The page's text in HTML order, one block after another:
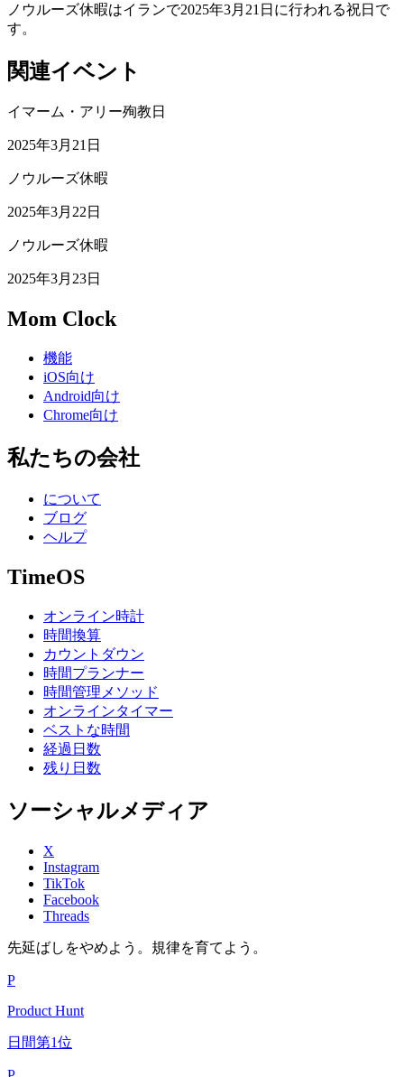
ノウルーズ休暇はイランで2025年3月21日に行われる祝日で
す。
関連イベント
イマーム・アリー殉教日
2025年3月21日
ノウルーズ休暇
2025年3月22日
ノウルーズ休暇
2025年3月23日
Mom Clock
機能
iOS向け
Android向け
Chrome向け
私たちの会社
について
ブログ
ヘルプ
TimeOS
オンライン時計
時間換算
カウントダウン
時間プランナー
時間管理メソッド
オンラインタイマー
ベストな時間
経過日数
残り日数
ソーシャルメディア
X
Instagram
TikTok
Facebook
Threads
先延ばしをやめよう。規律を育てよう。
P
Product Hunt
日間第1位